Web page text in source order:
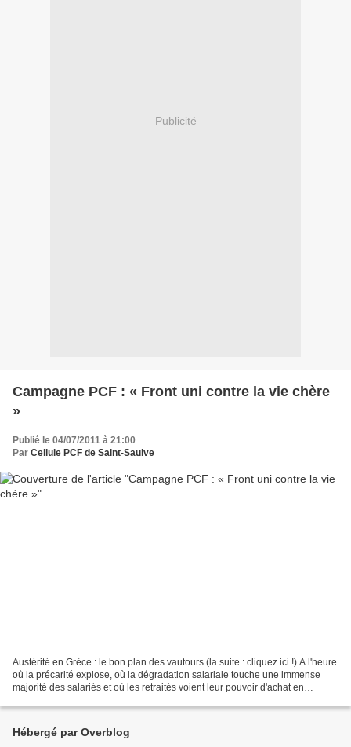
Publicité
Campagne PCF : « Front uni contre la vie chère
»
Publié le 04/07/2011 à 21:00
Par Cellule PCF de Saint-Saulve
Austérité en Grèce : le bon plan des vautours (la suite : cliquez ici !) A l'heure
où la précarité explose, où la dégradation salariale touche une immense
majorité des salariés et où les retraités voient leur pouvoir d'achat en
Hébergé par Overblog